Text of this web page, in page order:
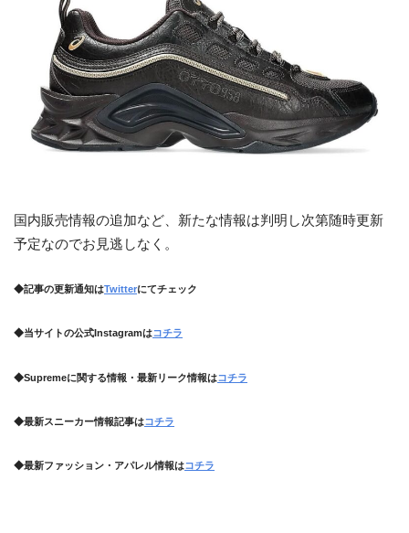
国内販売情報の追加など、新たな情報は判明し次第随時更新
予定なのでお見逃しなく。
◆記事の更新通知はTwitterにてチェック
◆当サイトの公式Instagramはコチラ
◆Supremeに関する情報・最新リーク情報はコチラ
◆最新スニーカー情報記事はコチラ
◆最新ファッション・アパレル情報はコチラ